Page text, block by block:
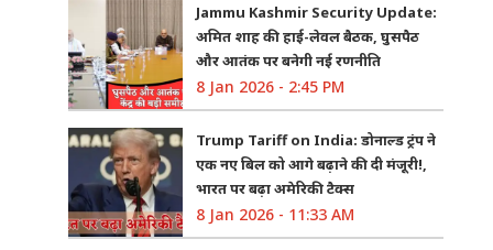
Jammu Kashmir Security Update:
अमित शाह की हाई-लेवल बैठक, घुसपैठ
और आतंक पर बनेगी नई रणनीति
8 Jan 2026 - 2:45 PM
Trump Tariff on India: डोनाल्ड ट्रंप ने
एक नए बिल को आगे बढ़ाने की दी मंजूरी!,
भारत पर बढ़ा अमेरिकी टैक्स
8 Jan 2026 - 11:33 AM